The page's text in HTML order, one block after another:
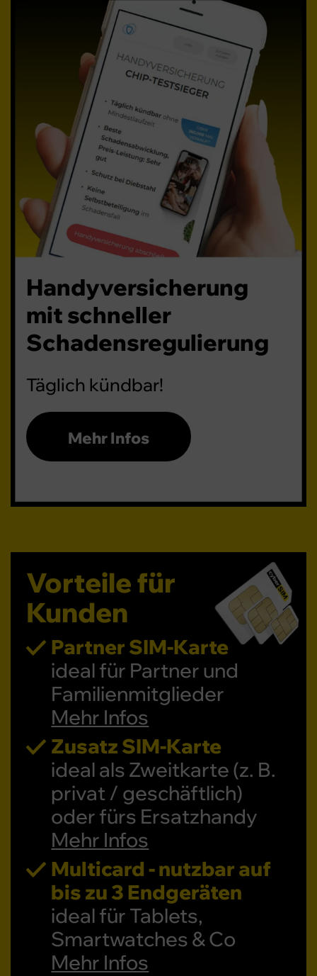
Handyversicherung
mit schneller
Schadensregulierung
Täglich kündbar!
Mehr Infos
Vorteile für
Kunden
Partner SIM-Karte
ideal für Partner und
Familienmitglieder
Mehr Infos
Zusatz SIM-Karte
ideal als Zweitkarte (z. B.
privat / geschäftlich)
oder fürs Ersatzhandy
Mehr Infos
Multicard - nutzbar auf
bis zu 3 Endgeräten
ideal für Tablets,
Smartwatches & Co
Mehr Infos